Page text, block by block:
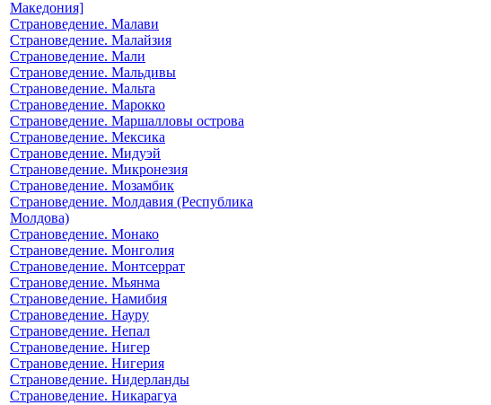
Македония]
Страноведение. Малави
Страноведение. Малайзия
Страноведение. Мали
Страноведение. Мальдивы
Страноведение. Мальта
Страноведение. Марокко
Страноведение. Маршалловы острова
Страноведение. Мексика
Страноведение. Мидуэй
Страноведение. Микронезия
Страноведение. Мозамбик
Страноведение. Молдавия (Республика
Молдова)
Страноведение. Монако
Страноведение. Монголия
Страноведение. Монтсеррат
Страноведение. Мьянма
Страноведение. Намибия
Страноведение. Науру
Страноведение. Непал
Страноведение. Нигер
Страноведение. Нигерия
Страноведение. Нидерланды
Страноведение. Никарагуа